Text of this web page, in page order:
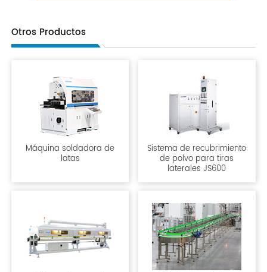
Otros Productos
Máquina soldadora de
latas
Sistema de recubrimiento
de polvo para tiras
laterales JS600